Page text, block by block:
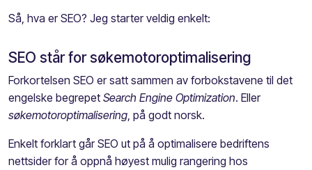
Så, hva er SEO? Jeg starter veldig enkelt:
SEO står for søkemotoroptimalisering
Forkortelsen SEO er satt sammen av forbokstavene til det
engelske begrepet Search Engine Optimization. Eller
søkemotoroptimalisering , på godt norsk.
Enkelt forklart går SEO ut på å optimalisere bedriftens
nettsider for å oppnå høyest mulig rangering hos